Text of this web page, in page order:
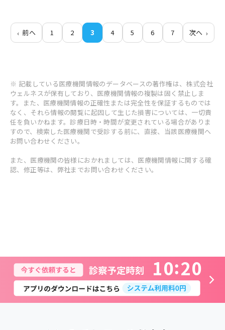
前へ 1 2 3 4 5 6 7 次へ
※ 記載している医療機関情報のデータベースの著作権は、株式会社
ウェルネスが保有しており、医療機関情報の複製は固く禁止しま
す。また、医療機関情報の正確性または完全性を保証するものでは
なく、それら情報の閲覧に起因して生じた損害については、一切責
任を負いかねます。診療日時・時間が変更されている場合がありま
すので、検索した医療機関で受診する前に、直接、当該医療機関へ
お問い合わせください。
また、医療機関の皆様におかれましては、医療機関情報に関する確
認、修正等は、弊社までお問い合わせください。
10 20